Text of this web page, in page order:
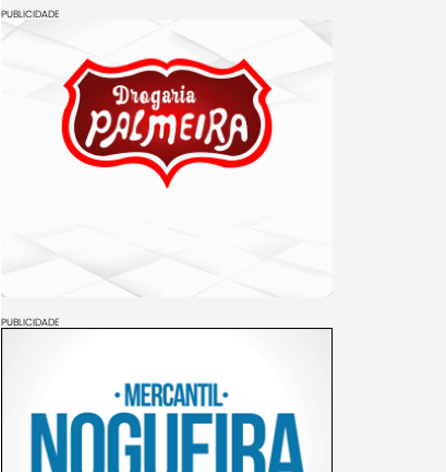
PUBLICIDADE
PUBLICIDADE